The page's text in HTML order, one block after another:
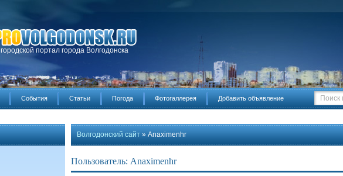
городской портал города Волгодонска
События Статьи Погода Фотогаллерея Добавить объявление
Волгодонский сайт » Anaximenhr
Пользователь: Anaximenhr